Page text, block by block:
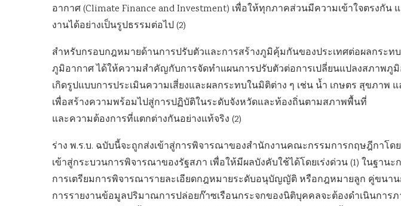
อากาศ (Climate Finance and Investment) เพื่อให้ทุกภาคส่วนมีความเข้าใจตรงกัน
งานได้อย่างเป็นรูปธรรมต่อไป (2)
สำหรับกรอบกฎหมายด้านการปรับตัวและการสร้างภูมิคุ้มกันของประเทศต่อผลกระท
ภูมิอากาศ ได้ให้ความสำคัญกับการจัดทำแผนการปรับตัวต่อการเปลี่ยนแปลงสภาพภู
เกิดรูปแบบการประเมินความเสี่ยงและผลกระทบในมิติต่าง ๆ เช่น น้ำ เกษตร สุขภาพ
เพื่อสร้างความพร้อมไปสู่การปฏิบัติในระดับจังหวัดและท้องถิ่นตามสภาพพื้นที่
และความต้องการที่แตกต่างกันอย่างแท้จริง (2)
ร่าง พ.ร.บ. ฉบับนี้จะถูกส่งเข้าสู่การพิจารณาของสำนักงานคณะกรรมการกฤษฎีกาโดย
เข้าสู่กระบวนการพิจารณาของรัฐสภา เพื่อให้มีผลบังคับใช้ได้โดยเร่งด่วน (1) ในฐาน
การเตรียมการพิจารณารายละเอียดกฎหมายระดับอนุบัญญัติ หรือกฎหมายลูก คู่ขนาน
การรายงานข้อมูลปริมาณการปล่อยก๊าซเรือนกระจกของนิติบุคคลจะต้องดำเนินการภ